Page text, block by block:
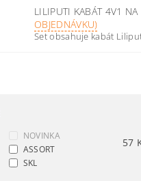
LILIPUTI KABÁT 4V1
OBJEDNÁVKU)
Set obsahuje kabát
NOVINKA
ASSORT
SKL
57